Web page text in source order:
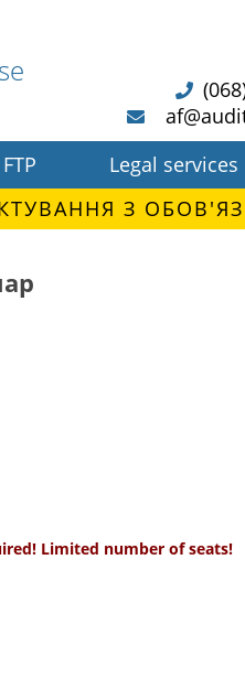
FTP Legal services
З
Limited number of seats!